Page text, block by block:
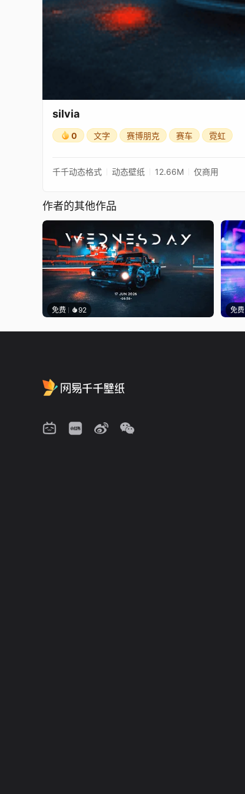
silvia
0 文字 赛博朋克 赛车 霓虹
千千动态格式 动态壁纸 12.66M 仅商用
作者的其他作品
免费 92 免费